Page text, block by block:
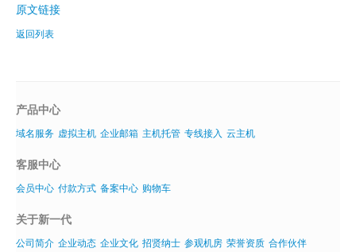
原文链接
返回列表
产品中心
域名服务 虚拟主机 企业邮箱 主机托管 专线接入 云主机
客服中心
会员中心 付款方式 备案中心 购物车
关于新一代
公司简介 企业动态 企业文化 招贤纳士 参观机房 荣誉资质 合作伙伴